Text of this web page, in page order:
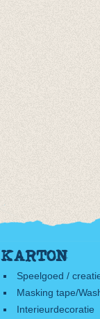
KARTON
Speelgoed /
Masking tape/
Interieurdecoratie